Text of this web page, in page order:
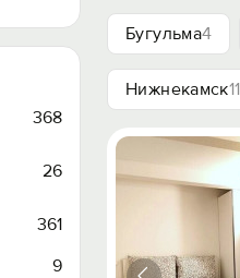
368
26
361
9
Бугульма4
Нижнекамск11